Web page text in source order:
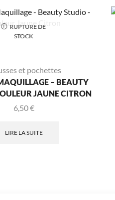
RUPTURE DE
STOCK
et pochettes
– BEAUTY
JAUNE CITRON
6,50€
LIRE LA SUITE